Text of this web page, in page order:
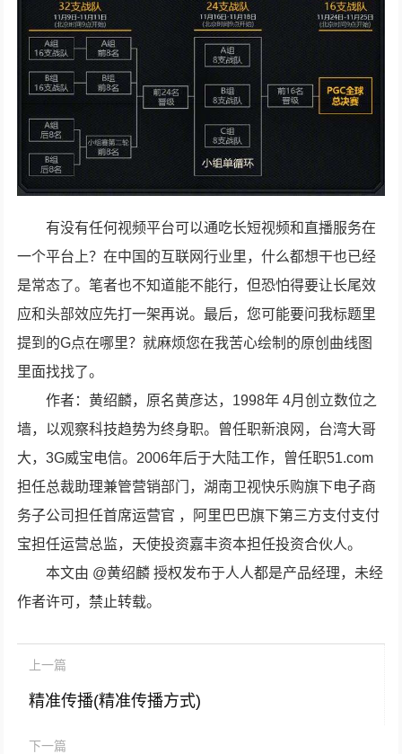
有没有任何视频平台可以通吃长短视频和直播服务在
一个平台上？在中国的互联网行业里，什么都想干也已经
是常态了。笔者也不知道能不能行，但恐怕得要让长尾效
应和头部效应先打一架再说。最后，您可能要问我标题里
提到的G点在哪里？就麻烦您在我苦心绘制的原创曲线图
里面找找了。
作者：黄绍麟，原名黄彦达，1998年 4月创立数位之
墙，以观察科技趋势为终身职。曾任职新浪网，台湾大哥
大，3G威宝电信。2006年后于大陆工作，曾任职51.com
担任总裁助理兼管营销部门，湖南卫视快乐购旗下电子商
务子公司担任首席运营官 ，阿里巴巴旗下第三方支付支付
宝担任运营总监，天使投资嘉丰资本担任投资合伙人。
本文由 @黄绍麟 授权发布于人人都是产品经理，未经
作者许可，禁止转载。
上一篇
精准传播(精准传播方式)
下一篇